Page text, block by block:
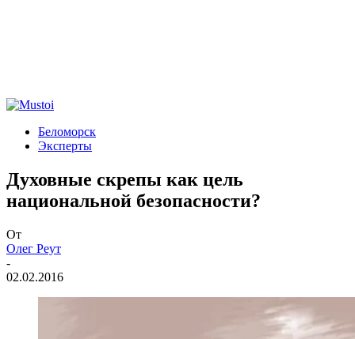
Беломорск
Эксперты
Духовные скрепы как цель
национальной безопасности?
От
Олег Реут
-
02.02.2016